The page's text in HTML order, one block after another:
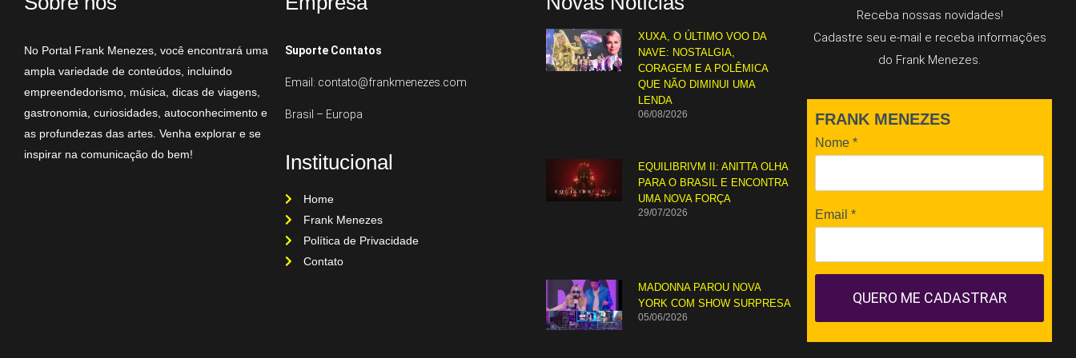
No Portal Frank Menezes, você encontrará uma
ampla variedade de conteúdos, incluindo
empreendedorismo, música, dicas de viagens,
gastronomia, curiosidades, autoconhecimento e
as profundezas das artes. Venha explorar e se
inspirar na comunicação do bem!
Suporte Contatos
Email: contato@frankmenezes.com
Brasil – Europa
Institucional
Home
Frank Menezes
Política de Privacidade
Contato
XUXA, O ÚLTIMO VOO DA
NAVE: NOSTALGIA,
CORAGEM E A POLÊMICA
QUE NÃO DIMINUI UMA
LENDA
06/08/2026
EQUILIBRIVM II: ANITTA OLHA
PARA O BRASIL E ENCONTRA
UMA NOVA FORÇA
29/07/2026
MADONNA PAROU NOVA
YORK COM SHOW SURPRESA
05/06/2026
Receba nossas novidades!
Cadastre seu e-mail e receba informações
do Frank Menezes.
FRANK MENEZES
Nome *
Email *
QUERO ME CADASTRAR